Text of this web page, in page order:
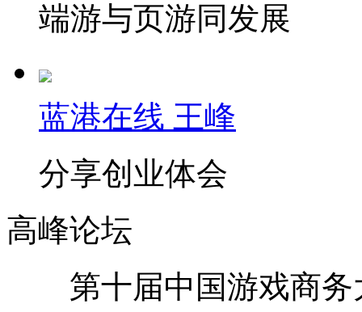
端游与页游同发展
蓝港在线 王峰
分享创业体会
高峰论坛
第十届中国游戏商务